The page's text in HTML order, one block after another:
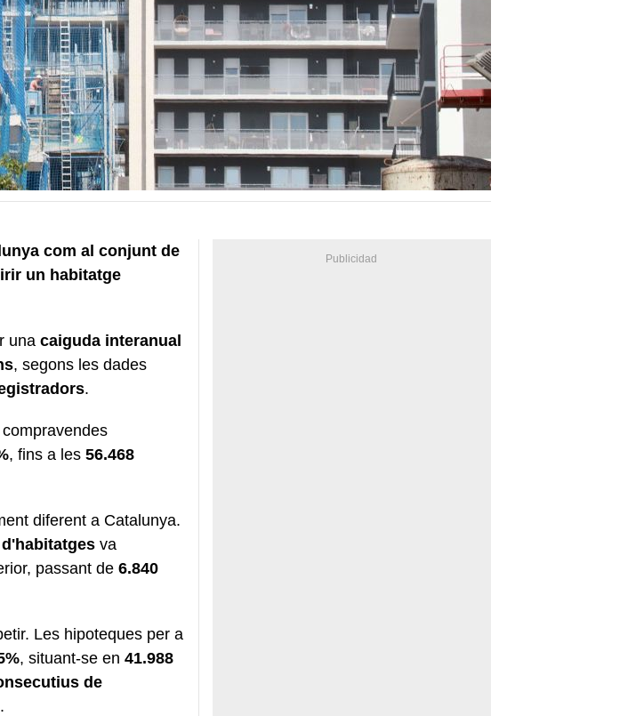
com al conjunt de
un habitatge
una caiguda interanual
, segons les dades
.
, fins a les 56.468
diferent a Catalunya.
va
passant de 6.840
Les hipoteques per a
, situant-se en 41.988
de